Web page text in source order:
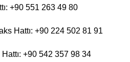
+90 551 263 49 80
Hattı: +90 224 502 81 91
+90 542 357 98 34